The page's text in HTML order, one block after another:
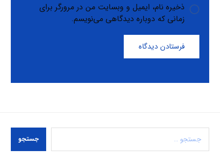
ذخیره نام، ایمیل و وبسایت من در مرورگر برای
زمانی که دوباره دیدگاهی می‌نویسم.
فرستادن دیدگاه
جستجو